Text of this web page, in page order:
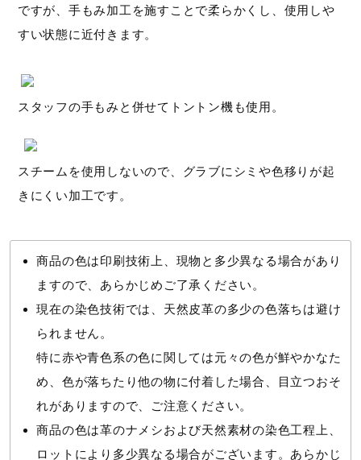
ですが、手もみ加工を施すことで柔らかくし、使用しや
すい状態に近付きます。
スタッフの手もみと併せてトントン機も使用。
スチームを使用しないので、グラブにシミや色移りが起
きにくい加工です。
商品の色は印刷技術上、現物と多少異なる場合があり
ますので、あらかじめご了承ください。
現在の染色技術では、天然皮革の多少の色落ちは避け
られません。
特に赤や青色系の色に関しては元々の色が鮮やかなた
め、色が落ちたり他の物に付着した場合、目立つおそ
れがありますので、ご注意ください。
商品の色は革のナメシおよび天然素材の染色工程上、
ロットにより多少異なる場合がございます。あらかじ